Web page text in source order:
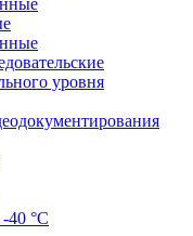
уровня
40 °C